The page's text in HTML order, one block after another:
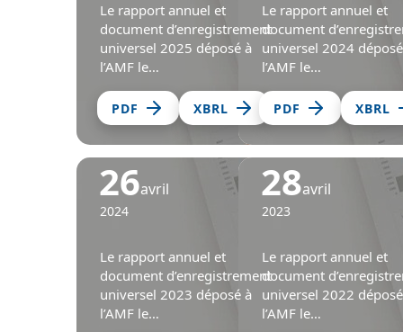
Le rapport annuel et
document d’enregistrement
universel 2025 déposé à
l’AMF le…
PDF XBRL
Le rapport annuel et
document
universel 2024
l’AMF le…
PDF XBRL
26avril
2024
Le rapport annuel et
document d’enregistrement
universel 2023 déposé à
l’AMF le…
28avril
2023
Le rapport annuel et
document
universel 2022
l’AMF le…